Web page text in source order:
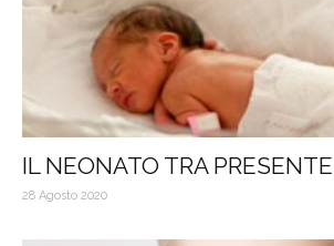
IL NEONATO TRA
28 Agosto 2020